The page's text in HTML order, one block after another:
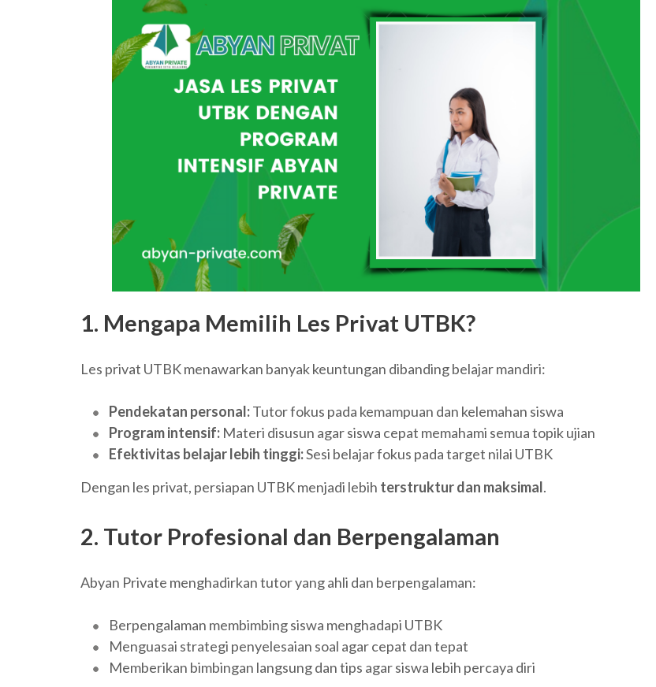
1. Mengapa Memilih Les Privat UTBK?
Les privat UTBK menawarkan banyak keuntungan dibanding belajar mandiri:
Pendekatan personal:Tutor fokus pada kemampuan dan kelemahan siswa
Program intensif: Materi disusun agar siswa cepat memahami semua topik ujian
Efektivitas belajar lebih tinggi:Sesi belajar fokus pada target nilai UTBK
Dengan les privat, persiapan UTBK menjadi lebih terstruktur dan maksimal.
2. Tutor Profesional dan Berpengalaman
Abyan Private menghadirkan tutor yang ahli dan berpengalaman:
Berpengalaman membimbing siswa menghadapi UTBK
Menguasai strategi penyelesaian soal agar cepat dan tepat
Memberikan bimbingan langsung dan tips agar siswa lebih percaya diri